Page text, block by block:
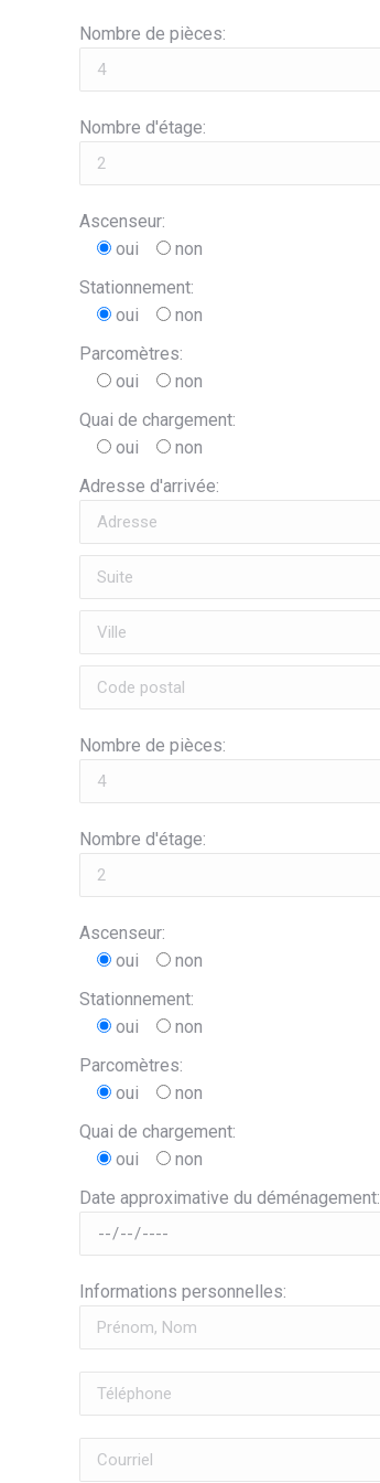
Nombre de pièces:
Nombre d'étage:
Ascenseur:
oui
non
Stationnement:
oui
non
Parcomètres:
oui
non
Quai de chargement:
oui
non
Adresse d'arrivée:
Nombre de pièces:
Nombre d'étage:
Ascenseur:
oui
non
Stationnement:
oui
non
Parcomètres:
oui
non
Quai de chargement:
oui
non
Date approximative du déménagement:
Informations personnelles: